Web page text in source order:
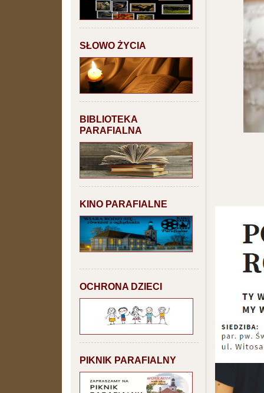
SŁOWO ŻYCIA
BIBLIOTEKA
PARAFIALNA
KINO PARAFIALNE
OCHRONA DZIECI
PIKNIK PARAFIALNY